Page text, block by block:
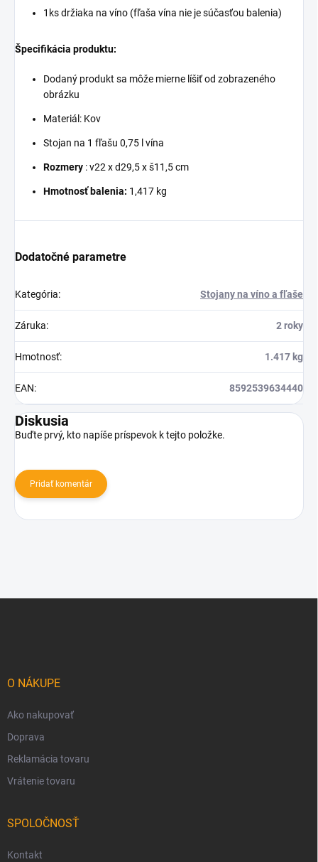
1ks držiaka na víno (fľaša vína nie je súčasťou balenia)
Špecifikácia produktu:
Dodaný produkt sa môže mierne líšiť od zobrazeného
obrázku
Materiál: Kov
Stojan na 1 fľašu 0,75 l vína
Rozmery : v22 x d29,5 x š11,5 cm
Hmotnosť balenia: 1,417 kg
Dodatočné parametre
Kategória: Stojany na víno a fľaše
Záruka: 2 roky
Hmotnosť: 1.417 kg
EAN: 8592539634440
Diskusia
Buďte prvý, kto napíše príspevok k tejto položke.
Pridať komentár
O NÁKUPE
Ako nakupovať
Doprava
Reklamácia tovaru
Vrátenie tovaru
SPOLOČNOSŤ
Kontakt